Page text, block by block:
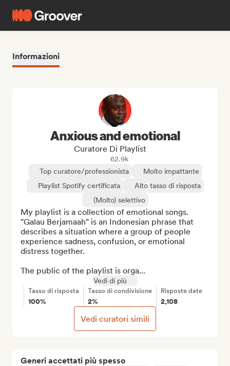
Informazioni
Generi accettati più spesso
Anxious and emotional
Curatore Di Playlist
62.9k
Top curatore/professionista
Molto impattante
Playlist Spotify certificata
Alto tasso di risposta
(Molto) selettivo
My playlist is a collection of emotional songs.
"Galau Berjamaah" is an Indonesian phrase that
describes a situation where a group of people
experience sadness, confusion, or emotional
distress together.
The public of the playlist is orga...
Vedi di più
Tasso di risposta
100%
Tasso di condivisione
2%
Risposte date
2,108
Vedi curatori simili